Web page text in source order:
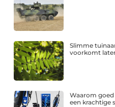
Slimme
voorkomt
Waarom
een krachtige